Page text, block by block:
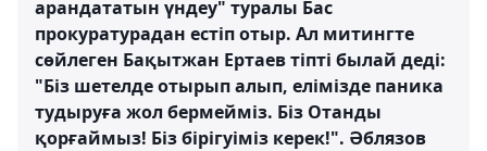
арандататын үндеу" туралы Бас
прокуратурадан естіп отыр. Ал митингте
сөйлеген Бақытжан Ертаев тіпті былай деді:
"Біз шетелде отырып алып, елімізде паника
тудыруға жол бермейміз. Біз Отанды
қорғаймыз! Біз бірігуіміз керек!". Әблязов